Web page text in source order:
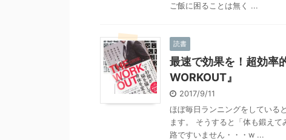
ご飯に困ることは無く ...
読書
最速で効果を！超効率
WORKOUT』
2017/9/11
ほぼ毎日ランニングをしている
ます。 そうすると「体も鍛え
路ですいません・・・w ...